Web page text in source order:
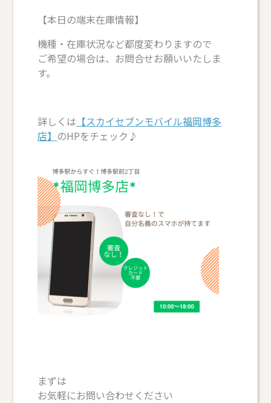
【本日の端末在庫情報】
機種・在庫状況など都度変わりますので
ご希望の場合は、お問合せお願いいたしま
す。
詳しくは 【スカイセブンモバイル福岡博多
店】 のHPをチェック♪
まずは
お気軽にお問い合わせください